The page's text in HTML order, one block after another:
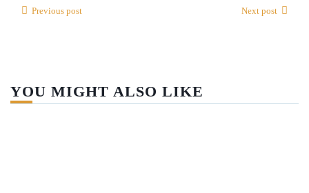
Previous post Next post
YOU MIGHT ALSO LIKE